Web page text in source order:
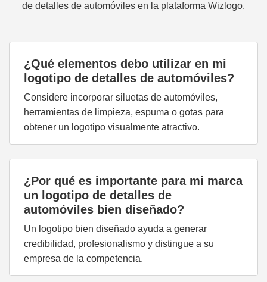
de detalles de automóviles en la plataforma Wizlogo.
¿Qué elementos debo utilizar en mi
logotipo de detalles de automóviles?
Considere incorporar siluetas de automóviles,
herramientas de limpieza, espuma o gotas para
obtener un logotipo visualmente atractivo.
¿Por qué es importante para mi marca
un logotipo de detalles de
automóviles bien diseñado?
Un logotipo bien diseñado ayuda a generar
credibilidad, profesionalismo y distingue a su
empresa de la competencia.